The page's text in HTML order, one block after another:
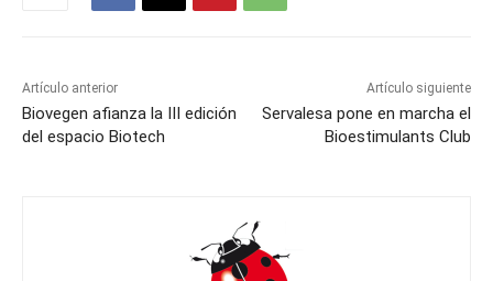
Artículo anterior
Biovegen afianza la III edición
del espacio Biotech
Artículo siguiente
Servalesa pone en marcha el
Bioestimulants Club